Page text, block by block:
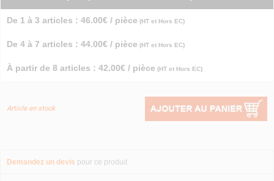
De 1 à 3 articles : 46.00€ / pièce (HT et Hors EC)
De 4 à 7 articles : 44.00€ / pièce (HT et Hors EC)
À partir de 8 articles : 42.00€ / pièce (HT et Hors EC)
Article en stock
Demandez un devis pour ce produit